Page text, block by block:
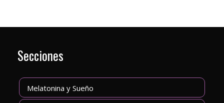
Secciones
Melatonina y Sueño